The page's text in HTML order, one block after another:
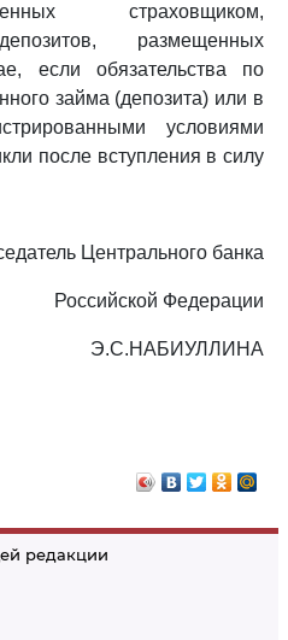
редакции
страховщиком,
размещенных
если обязательства по
займа (депозита) или в
условиями
после вступления в силу
Центрального банка
Российской Федерации
Э.С.НАБИУЛЛИНА